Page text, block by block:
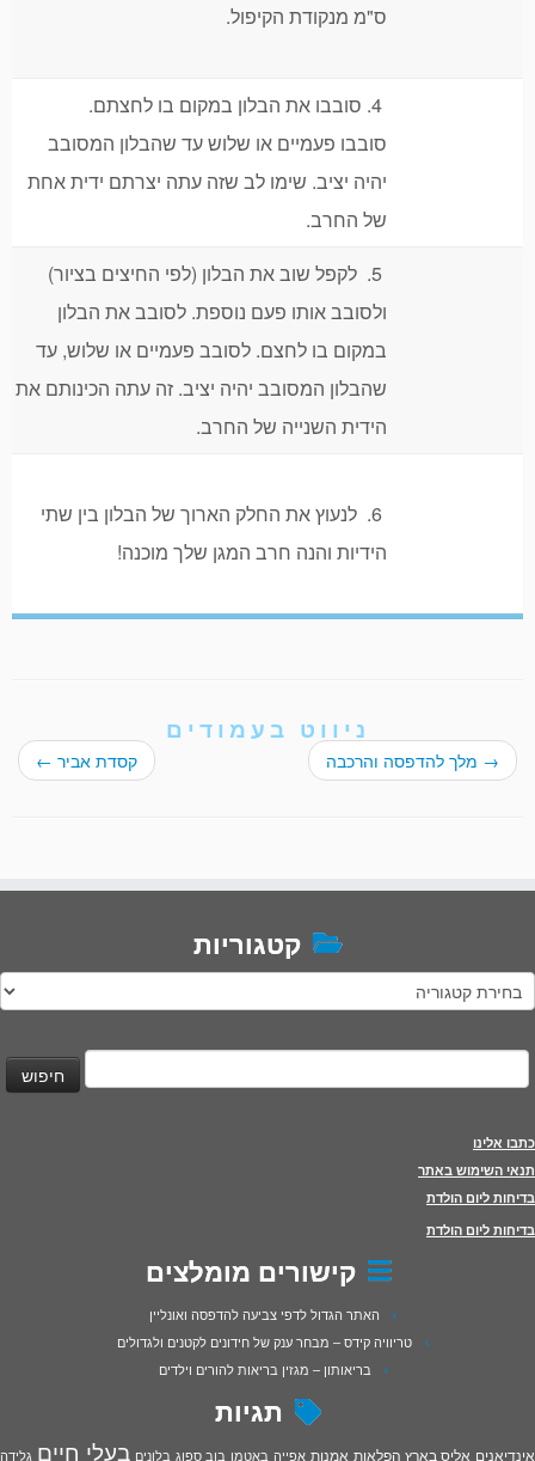
ס"מ מנקודת הקיפול.
4. סובבו את הבלון במקום בו לחצתם.
סובבו פעמיים או שלוש עד שהבלון המסובב
יהיה יציב. שימו לב שזה עתה יצרתם ידית אחת
של החרב.
5. לקפל שוב את הבלון (לפי החיצים בציור)
ולסובב אותו פעם נוספת. לסובב את הבלון
במקום בו לחצם. לסובב פעמיים או שלוש, עד
שהבלון המסובב יהיה יציב. זה עתה הכינותם את
הידית השנייה של החרב.
6. לנעוץ את החלק הארוך של הבלון בין שתי
הידיות והנה חרב המגן שלך מוכנה!
ניווט בעמודים
→ מלך להדפסה והרכבה קסדת אביר ←
קטגוריות
קטגוריות
חיפוש:
כתבו אלינו
תנאי השימוש באתר
בדיחות ליום הולדת
בדיחות ליום הולדת
קישורים מומלצים
האתר הגדול לדפי צביעה להדפסה ואונליין
טריוויה קידס – מבחר ענק של חידונים לקטנים ולגדולים
בריאותון – מגזין בריאות להורים וילדים
תגיות
אינדיאנים אליס בארץ הפלאות אמנות אפייה באטמן בוב ספוג בלונים בעלי חיים גלידה